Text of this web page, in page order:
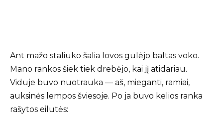
Ant mažo staliuko šalia lovos gulėjo baltas voko.
Mano rankos šiek tiek drebėjo, kai jį atidariau.
Viduje buvo nuotrauka — aš, mieganti, ramiai,
auksinės lempos šviesoje. Po ja buvo kelios ranka
rašytos eilutės: